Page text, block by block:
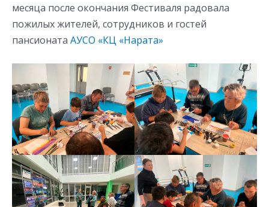
месяца после окончания Фестиваля радовала
пожилых жителей, сотрудников и гостей
пансионата АУСО «КЦ «Нарата»